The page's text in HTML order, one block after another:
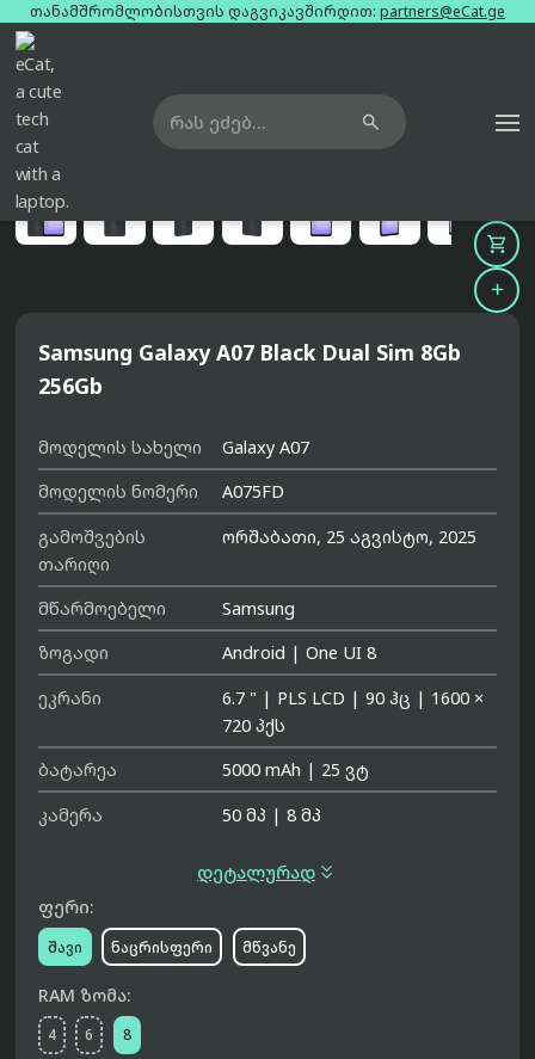
თანამშრომლობისთვის დაგვიკავშირდით: partners@eCat.ge

მთავარი ტელეფონები

Samsung Galaxy A07 Black Dual Sim 8Gb
256Gb
მოდელის სახელი
Galaxy A07
მოდელის ნომერი
A075FD
გამოშვების
თარიღი
ორშაბათი, 25 აგვისტო, 2025
მწარმოებელი
Samsung
ზოგადი
Android | One UI 8
ეკრანი
6.7 " | PLS LCD | 90 ჰც | 1600 ×
720 პქს
ბატარეა
5000 mAh | 25 ვტ
კამერა
50 მპ | 8 მპ
დეტალურად 
ფერი:
შავი ნაცრისფერი მწვანე
RAM ზომა:
4 6 8

